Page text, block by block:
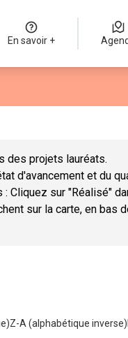
En savoir +
des projets lauréats.
d'avancement et du
Cliquez sur "Réalisé"
sur la carte, en bas
Z-A (alphabétique inverse)